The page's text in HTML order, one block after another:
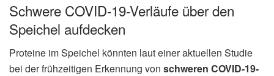
Schwere COVID-19-Verläufe über den
Speichel aufdecken
Proteine im Speichel könnten laut einer aktuellen Studie
bei der frühzeitigen Erkennung von schweren COVID-19-